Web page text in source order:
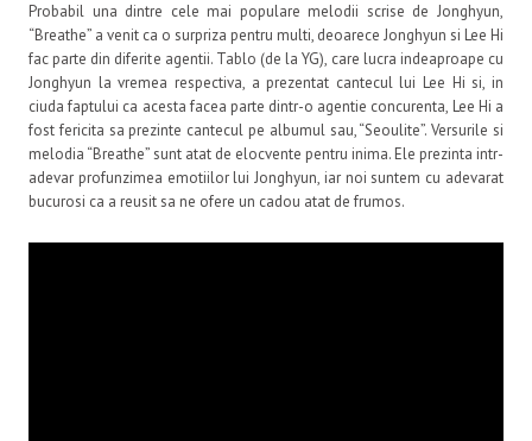
Probabil una dintre cele mai populare melodii scrise de Jonghyun,
“Breathe” a venit ca o surpriza pentru multi, deoarece Jonghyun si Lee Hi
fac parte din diferite agentii. Tablo (de la YG), care lucra indeaproape cu
Jonghyun la vremea respectiva, a prezentat cantecul lui Lee Hi si, in
ciuda faptului ca acesta facea parte dintr-o agentie concurenta, Lee Hi a
fost fericita sa prezinte cantecul pe albumul sau, “Seoulite”. Versurile si
melodia “Breathe” sunt atat de elocvente pentru inima. Ele prezinta intr-
adevar profunzimea emotiilor lui Jonghyun, iar noi suntem cu adevarat
bucurosi ca a reusit sa ne ofere un cadou atat de frumos.